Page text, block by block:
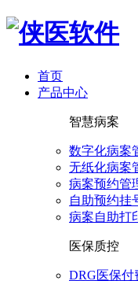
首页
产品中心
智慧病案
数字化病案
无纸化病案
病案预约管
自助预约挂
病案自助打
医保质控
DRG医保付